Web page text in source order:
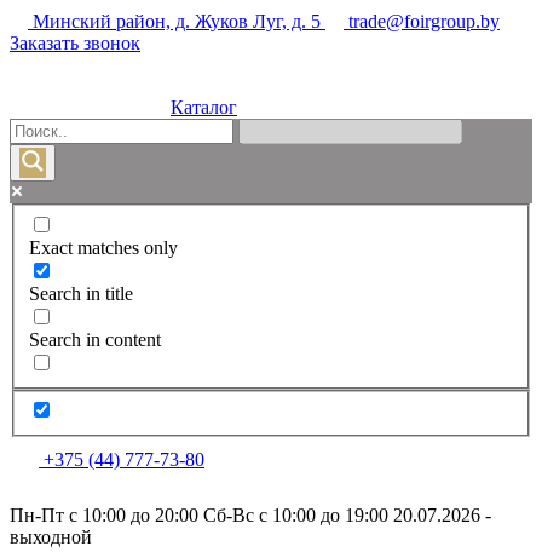
Минский район, д. Жуков Луг, д. 5
trade@foirgroup.by
Заказать звонок
Каталог
Exact matches only
Search in title
Search in content
+375 (44) 777-73-80
Пн-Пт с 10:00 до 20:00 Сб-Вс с 10:00 до 19:00 20.07.2026 -
выходной